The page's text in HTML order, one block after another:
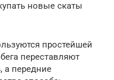
новые скаты
простейшей
переставляют
а передние